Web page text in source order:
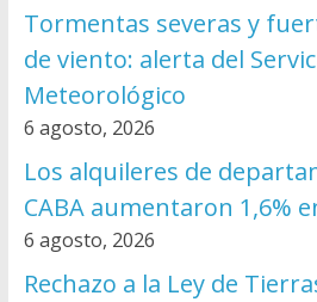
Tormentas severas y
de viento: alerta del
Meteorológico
6 agosto, 2026
Los alquileres de
CABA aumentaron 1,6%
6 agosto, 2026
Rechazo a la Ley de